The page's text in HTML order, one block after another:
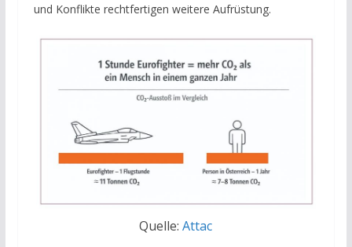
und Konflikte rechtfertigen weitere Aufrüstung.
Quelle:Attac